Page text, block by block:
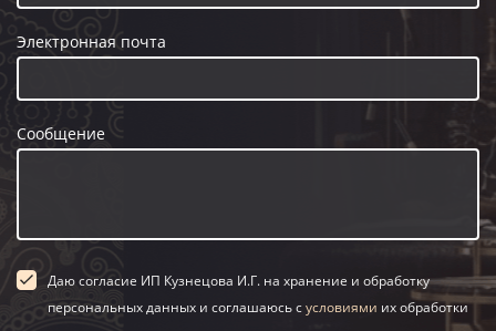
Электронная почта
Сообщение
Даю согласие ИП Кузнецова И.Г. на хранение и обработку
персональных данных и соглашаюсь сусловиями их обработки